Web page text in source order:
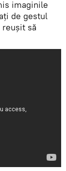
imaginile
de gestul
să